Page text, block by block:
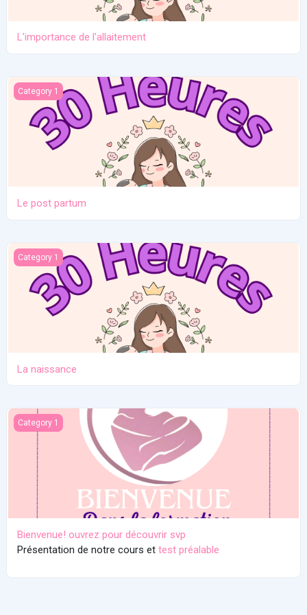
L'importance de l'allaitement
Le post partum
Category 1
Le post partum
La naissance
Category 1
La naissance
Bienvenue! ouvrez pour découvrir svp
Category 1
Bienvenue! ouvrez pour découvrir svp
Présentation de notre cours et test préalable